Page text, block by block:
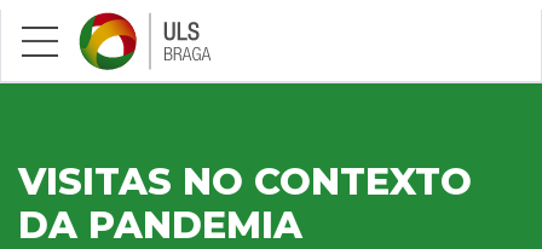
Saltar para conteúdo principal
VISITAS NO CONTEXTO
DA PANDEMIA